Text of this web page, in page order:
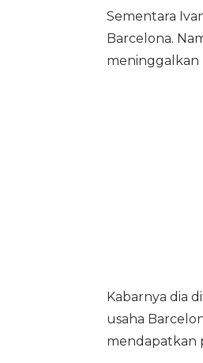
Sementara
Barcelona.
meninggalkan
Kabarnya dia
usaha
mendapatkan